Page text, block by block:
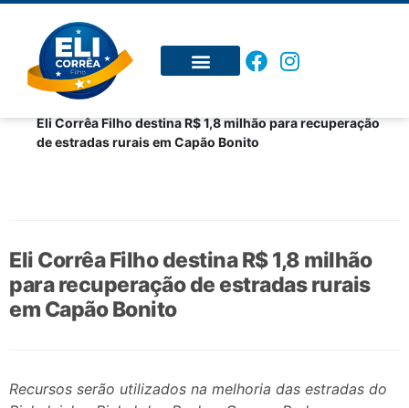
Inicial
Eli Corrêa Filho destina R$ 1,8 milhão para recuperação
de estradas rurais em Capão Bonito
Eli Corrêa Filho destina R$ 1,8 milhão
para recuperação de estradas rurais
em Capão Bonito
Recursos serão utilizados na melhoria das estradas do